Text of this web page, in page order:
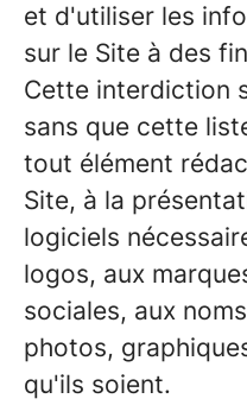
et d'utiliser les
sur le Site à des
Cette interdiction
sans que cette
tout élément
Site, à la
logiciels
logos, aux
sociales, aux
photos,
qu'ils soient.